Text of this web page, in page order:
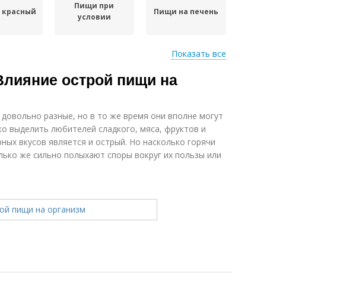
Пищи при
условии
Пищи на печень
потенцию
печени
Показать все
острой пищи на
разные, но в то же время они вполне могут
выделить любителей сладкого, мяса, фруктов и
вкусов является и острый. Но насколько горячи
же сильно полыхают споры вокруг их пользы или